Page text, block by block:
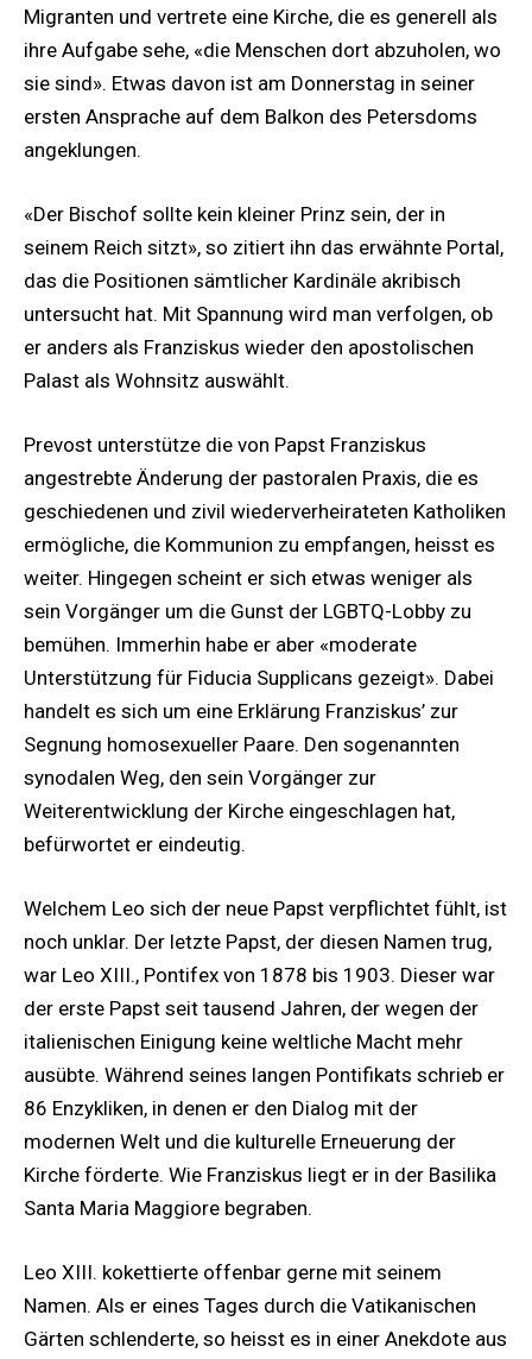
Migranten und vertrete eine Kirche, die es generell als
ihre Aufgabe sehe, «die Menschen dort abzuholen, wo
sie sind». Etwas davon ist am Donnerstag in seiner
ersten Ansprache auf dem Balkon des Petersdoms
angeklungen.
«Der Bischof sollte kein kleiner Prinz sein, der in
seinem Reich sitzt», so zitiert ihn das erwähnte Portal,
das die Positionen sämtlicher Kardinäle akribisch
untersucht hat. Mit Spannung wird man verfolgen, ob
er anders als Franziskus wieder den apostolischen
Palast als Wohnsitz auswählt.
Prevost unterstütze die von Papst Franziskus
angestrebte Änderung der pastoralen Praxis, die es
geschiedenen und zivil wiederverheirateten Katholiken
ermögliche, die Kommunion zu empfangen, heisst es
weiter. Hingegen scheint er sich etwas weniger als
sein Vorgänger um die Gunst der LGBTQ-Lobby zu
bemühen. Immerhin habe er aber «moderate
Unterstützung für Fiducia Supplicans gezeigt». Dabei
handelt es sich um eine Erklärung Franziskus’ zur
Segnung homosexueller Paare. Den sogenannten
synodalen Weg, den sein Vorgänger zur
Weiterentwicklung der Kirche eingeschlagen hat,
befürwortet er eindeutig.
Welchem Leo sich der neue Papst verpflichtet fühlt, ist
noch unklar. Der letzte Papst, der diesen Namen trug,
war Leo XIII., Pontifex von 1878 bis 1903. Dieser war
der erste Papst seit tausend Jahren, der wegen der
italienischen Einigung keine weltliche Macht mehr
ausübte. Während seines langen Pontifikats schrieb er
86 Enzykliken, in denen er den Dialog mit der
modernen Welt und die kulturelle Erneuerung der
Kirche förderte. Wie Franziskus liegt er in der Basilika
Santa Maria Maggiore begraben.
Leo XIII. kokettierte offenbar gerne mit seinem
Namen. Als er eines Tages durch die Vatikanischen
Gärten schlenderte, so heisst es in einer Anekdote aus